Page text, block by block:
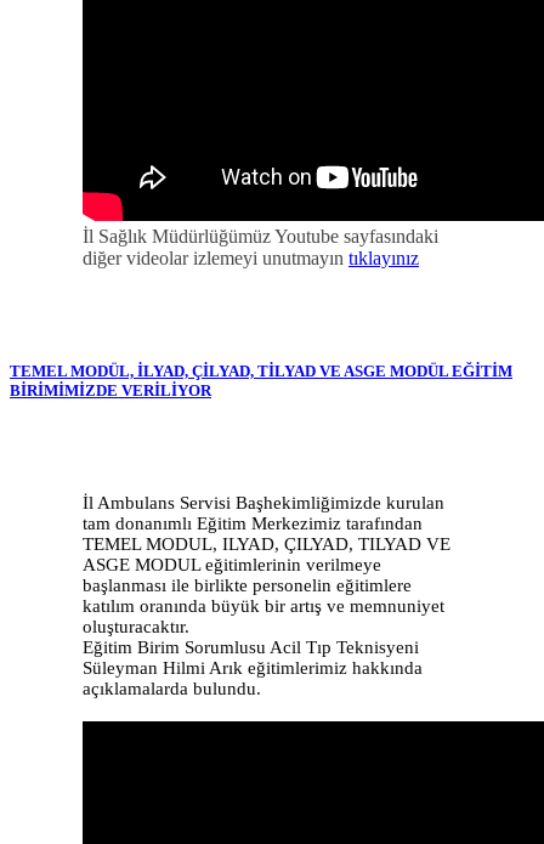
İl Sağlık Müdürlüğümüz Youtube sayfasındaki
diğer videolar izlemeyi unutmayın tıklayınız
TEMEL MODÜL, İLYAD, ÇİLYAD, TİLYAD VE ASGE MODÜL EĞİTİM
BİRİMİMİZDE VERİLİYOR
İl Ambulans Servisi Başhekimliğimizde kurulan
tam donanımlı Eğitim Merkezimiz tarafından
TEMEL MODUL, ILYAD, ÇILYAD, TILYAD VE
ASGE MODUL eğitimlerinin verilmeye
başlanması ile birlikte personelin eğitimlere
katılım oranında büyük bir artış ve memnuniyet
oluşturacaktır.
Eğitim Birim Sorumlusu Acil Tıp Teknisyeni
Süleyman Hilmi Arık eğitimlerimiz hakkında
açıklamalarda bulundu.